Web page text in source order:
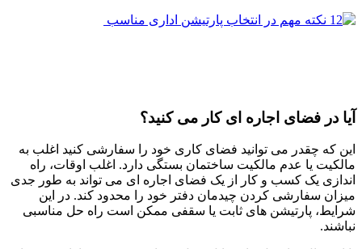
آیا در فضای اجاره ای کار می کنید؟
این که چقدر می توانید فضای کاری خود را سفارشی کنید اغلب به
مالکیت یا عدم مالکیت ساختمان بستگی دارد. اغلب اوقات، راه
اندازی یک کسب و کار از یک فضای اجاره ای می تواند به طور جدی
میزان سفارشی کردن چیدمان دفتر خود را محدود کند. در این
شرایط، پارتیشن های ثابت یا سقفی ممکن است راه حل مناسبی
نباشند.